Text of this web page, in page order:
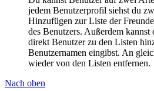
jedem Benutzerprofil siehst du
Hinzufügen zur Liste der
des Benutzers. Außerdem
direkt Benutzer zu den Listen
Benutzernamen eingibst. An
wieder von den Listen entfernen.
Nach oben